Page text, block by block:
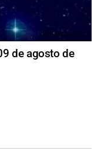
de agosto de